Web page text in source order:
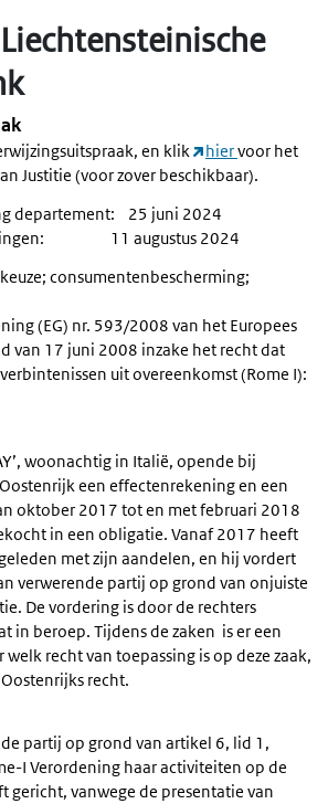
en klik hiervoor het
Justitie (voor zover beschikbaar).
departement: 25 juni 2024
11 augustus 2024
consumentenbescherming;
(EG) nr. 593/2008 van het Europees
van 17 juni 2008 inzake het recht dat
uit overeenkomst (Rome I):
woonachtig in Italië, opende bij
een effectenrekening en een
oktober 2017 tot en met februari 2018
in een obligatie. Vanaf 2017 heeft
met zijn aandelen, en hij vordert
verwerende partij op grond van onjuiste
De vordering is door de rechters
in beroep. Tijdens de zaken is er een
recht van toepassing is op deze zaak,
recht.
partij op grond van artikel 6, lid 1,
I Verordening haar activiteiten op de
gericht, vanwege de presentatie van